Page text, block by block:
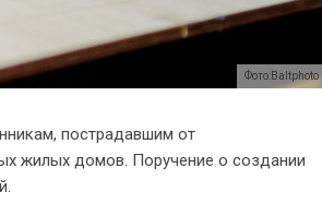
Фото:Baltphoto
пострадавшим от
жилых домов. Поручение о создании